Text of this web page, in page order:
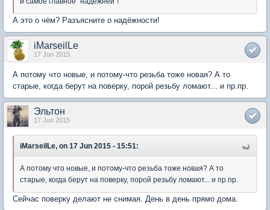
А это о чём? Разъясните о надёжности!
iMarseilLe
17 Jun 2015
А потому что новые, и потому-что резьба тоже новая? А то
старые, когда берут на поверку, порой резьбу ломают... и пр.пр.
Эльтон
17 Jun 2015
iMarseilLe, on 17 Jun 2015 - 15:51:
А потому что новые, и потому-что резьба тоже новая? А то
старые, когда берут на поверку, порой резьбу ломают... и пр.пр.
Сейчас поверку делают не снимая. День в день прямо дома.